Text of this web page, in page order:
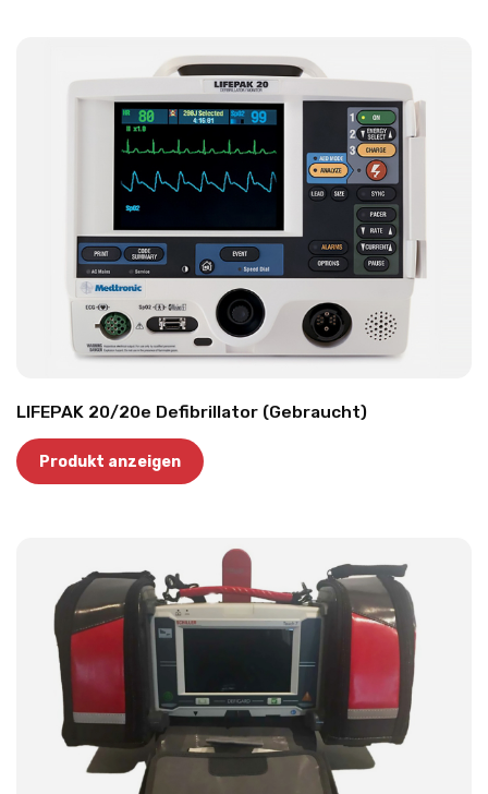
LIFEPAK 20/20e Defibrillator (Gebraucht)
Produkt anzeigen